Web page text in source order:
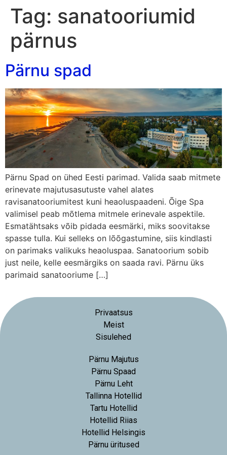
Tag: sanatooriumid
pärnus
Pärnu spad
Pärnu Spad on ühed Eesti parimad. Valida saab mitmete
erinevate majutusasutuste vahel alates
ravisanatooriumitest kuni heaoluspaadeni. Õige Spa
valimisel peab mõtlema mitmele erinevale aspektile.
Esmatähtsaks võib pidada eesmärki, miks soovitakse
spasse tulla. Kui selleks on lõõgastumine, siis kindlasti
on parimaks valikuks heaoluspaa. Sanatoorium sobib
just neile, kelle eesmärgiks on saada ravi. Pärnu üks
parimaid sanatooriume […]
Privaatsus
Meist
Sisulehed
Pärnu Majutus
Pärnu Spaad
Pärnu Leht
Tallinna Hotellid
Tartu Hotellid
Hotellid Riias
Hotellid Helsingis
Pärnu üritused